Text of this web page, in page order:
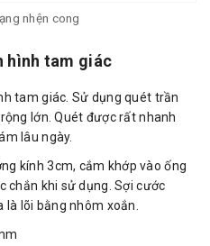
nhện cong
hình tam giác
tam giác. Sử dụng quét trần
lớn. Quét được rất nhanh
lâu ngày.
kính 3cm, cắm khớp vào ống
chắn khi sử dụng. Sợi cước
là lõi bằng nhôm xoắn.